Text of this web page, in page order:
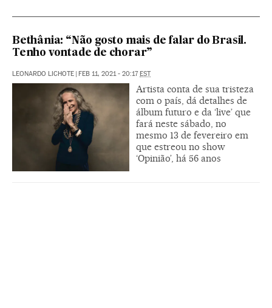
Bethânia: “Não gosto mais de falar do Brasil.
Tenho vontade de chorar”
LEONARDO LICHOTE FEB 11, 2021 - 20:17 EST
Artista conta de sua tristeza
com o país, dá detalhes de
álbum futuro e da ‘live’ que
fará neste sábado, no
mesmo 13 de fevereiro em
que estreou no show
‘Opinião’, há 56 anos